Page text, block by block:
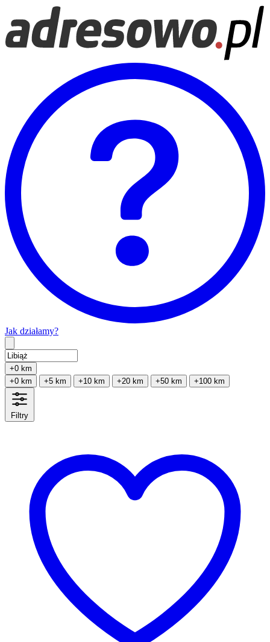
Jak działamy?
+0 km
+0 km
+5 km +10 km +20 km +50 km +100 km
Filtry